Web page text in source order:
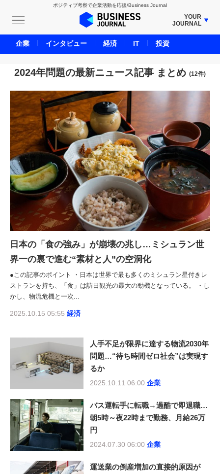
ポジティブ考察で企業活動を応援/Business Journal
YOUR
JOURNAL
BUSINESS JOURNAL
UNICORN JOURNAL
CARBON CREDITS JOURNAL
ENERGY MANAGEMENT JOURNAL
INBOUND JOURNAL
LIFE ENDING JOURNAL
AI JOURNAL
REAL ESTATE BROKERAGE JOURNAL
SMART MARKETING JOURNAL
BPaaS JOURNAL
ADOPTABLE DOG JOURNAL
2024年問題の最新ニュース記事 まとめ (12件)
日本の「食の強み」が崩壊の兆し…ミシュラン世
界一の裏で進む“素材と人”の空洞化
●この記事のポイント ・日本は世界で最も多くのミシュラン星付きレ
ストランを持ち、「食」は訪日観光の最大の動機となっている。 ・し
かし、物流危機と一次...
2025.10.15 05:55 経済
人手不足が限界に達する物流2030年
問題…“待ち時間ゼロ社会”は実現す
るか
2025.10.11 06:00 企業
バス運転手に転職→過酷で即退職…
朝5時～夜22時まで勤務、月給26万
円
2024.07.30 06:00 企業
運送業の倒産増加の直接的原因が
企業 インタビュー 経済 IT 投資